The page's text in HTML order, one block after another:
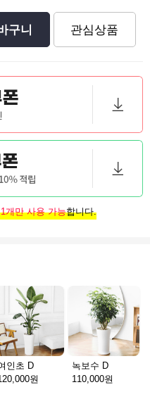
구니 관심상품
1개만 사용 가능합니다.
인초 D
원
녹보수 D
110,000원